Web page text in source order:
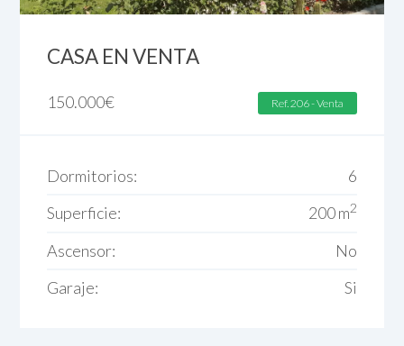
CASA EN VENTA
150.000€ Ref. 206 - Venta
Dormitorios:
6
Superficie:
200 m2
Ascensor:
No
Garaje:
Si